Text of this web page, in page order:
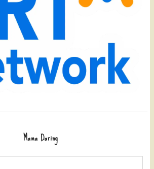
Mama Daring